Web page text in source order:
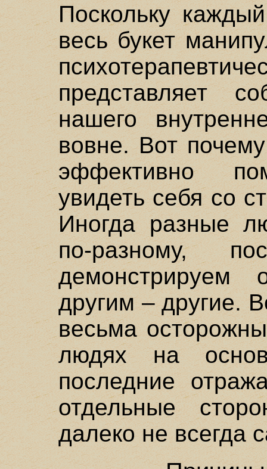
Поскольку
весь букет
представляет
нашего
вовне. Вот
эффективно
увидеть себя со
Иногда разные
по-разному,
демонстрируем
другим – другие.
весьма
людях на
последние
отдельные
далеко не всегда